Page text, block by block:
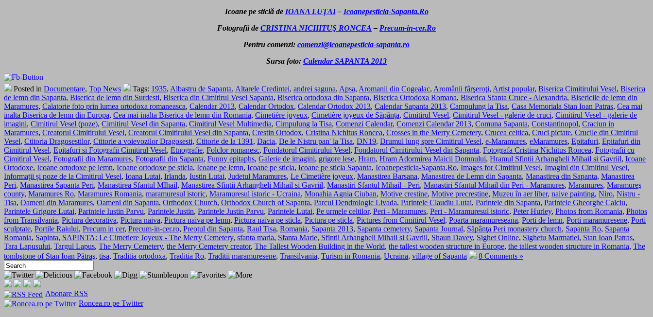
Icoane pe sticlă de IOANA LUŢAI– Icoanepesticla-Sapanta.Ro
Fotografii de CRISTINA NICHITUŞ RONCEA – Precum-in-cer.Ro
Pentru comenzi: comenzi@icoanepesticla-sapanta.ro
Sursa foto: Calendar SAPANTA 2013
Posted in Documentare, Top News Tags: 1935, Albastru de Sapanta, Altarele Credintei, andrei saguna, Apsa, Aromanii din Cogealac, Aromânii fârşeroţi, Artist popular, Biserica Cimitirului Vesel, Biserica
de lemn din Sapanta, Biserica de lemn din Surdesti, Biserica din Cimitirul Vesel Sapanta, Biserica ortodoxa din Sapanta, Biserica Ortodoxa Romana, Biserica Sfanta Cruce - Alexandria, Bisericile de lemn din
Maramures, Calatorie foto prin lumea ortodoxa romaneasca, Calendar 2013, Calendar Ortodox, Calendar Ortodox 2013, Calendar Sapanta 2013, Campulung la Tisa, Casa Memoriala Stan Ioan Patras, Cea mai
inalta Biserica de lemn din Europa, Cea mai inalta Biserica de lemn din Romania, Cimetière joyeux, Cimetière joyeux de Săpânța, Cimitirul Vesel, Cimitirul Vesel - galerie de cruci, Cimitirul Vesel - galerie de
imagini, Cimitirul Vesel (poze), Cimitirul Vesel din Sapanta, Cimitirul Vesel Multimedia, Cimpulung la Tisa, Comenzi Calendar, Comenzi Calendar 2013, Comuna Sapanta, Constantinopol, Craciun in
Maramures, Creatorul Cimitirului Vesel, Creatorul Cimitirului Vesel din Sapanta, Crestin Ortodox, Cristina Nichitus Roncea, Crosses in the Merry Cemetery, Crucea celtica, Cruci pictate, Crucile din Cimitirul
Vesel, Ctitoria Dragosestilor, Ctitorie a voievozilor Dragosesti, Ctitorie de la 1391 , Dacia, De le Nistru pan' la Tisa, DN19, Drumul lung spre Cimitirul Vesel, e-Maramures, eMaramures, Epitafuri, Epitafuri din
Cimitirul Vesel, Epitafuri si Fotografii Cimitirul Vesel, Etnografie, Folclor romanesc, Fondatorul Cimitirului Vesel, Fondatorul Cimitirului Vesel din Sapanta, Fotografa Cristina Nichitus Roncea, Fotografii cu
Cimitirul Vesel, Fotografii din Maramures, Fotografii din Sapanta, Funny epitaphs, Galerie de imagini, grigore lese, Hram, Hram Adormirea Maicii Domnului, Hramul Sfintii Arhangheli Mihail si Gavriil, Icoane
Ortodoxe, Icoane ortodoxe pe lemn, Icoane ortodoxe pe sticla, Icoane pe lemn, Icoane pe sticla, Icoane pe sticla Sapanta, Icoanepesticla-Sapanta.Ro, Images for Cimitirul Vesel, Imagini din Cimitirul Vesel,
Informații și poze de la Cimitirul Vesel, Ioana Lutai, Irlanda, Iustin Lutai, Judetul Maramures, Le Cimetière joyeux, Manastirea Barsana, Manastirea de Lemn din Sapanta, Manastirea din Sapanta, Manastirea
Peri, Manastirea Sapanta Peri, Manastirea Sfantul MIhail, Manastirea Sfintii Arhangheli Mihail si Gavriil, Manastiri Sfantul Mihail - Peri, Manastiri Sfantul Mihail din Peri - Maramures, Maramures, Maramureş
county, Maramures Ro, Maramures Romania, maramuresul istoric, Maramuresul istoric - Ucraina, Monahia Agnia Ciuban, Motive crestine, Motive precrestine, Muzeu în aer liber, naive painting, Niro, Nistru -
Tisa, Oameni din Maramures, Oameni din Sapanta, Orthodox Church, Orthodox Church of Sapanta, Parcul Dendrologic Livada, Parintele Claudiu Lutai, Parintele din Sapanta, Parintele Gheorghe Calciu,
Parintele Grigore Lutai, Parintele Iustin Parvu, Parintele Justin, Parintele Justin Parvu, Parintele Lutai, Pe urmele celtilor, Peri - Maramures, Peri - Maramuresul istoric, Peter Hurley, Photos from Romania, Photos
from Transilvania, Pictura decorativa, Pictura naiva, Pictura naiva pe lemn, Pictura naiva pe sticla, Pictura pe sticla, Pictures from Cimitirul Vesel, Poarta maramureseana, Porti de lemn, Porti maramuresene, Porti
sculptate, Portile Raiului, Precum in cer, Precum-in-cer.ro, Preotul din Sapanta, Raul Tisa, Romania, Sapanta 2013, Sapanta cemetery, Sapanta Journal, Săpânţa Peri monastery church, Sapanta Ro, Sapanta
Romania, Sapinta, SAPINTA: Le Cimetiere Joyeux - The Merry Cemetery, sfanta maria, Sfanta Marie, Sfintii Arhangheli Mihail si Gavriil, Shaun Davey, Sighet Online, Sighetu Marmatiei, Stan Ioan Patras,
Tara Lapusului, Targul Lapus, The Merry Cemetery, the Merry Cemetery creator, The Tallest Wooden Building in the World, the tallest wooden structure in Europe, the tallest wooden structure in Romania, The
tombstone of Stan Ioan Pătraş, tisa, Traditia ortodoxa, Traditia Ro, Traditii maramuresene, Transilvania, Turism in Romania, Ucraina, village of Sapanta 8 Comments »
Abonare RSS
Roncea.ro pe Twitter